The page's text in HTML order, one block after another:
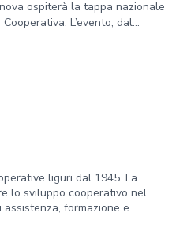
ospiterà la tappa nazionale
L’evento, dal...
liguri dal 1945. La
lo sviluppo cooperativo nel
formazione e